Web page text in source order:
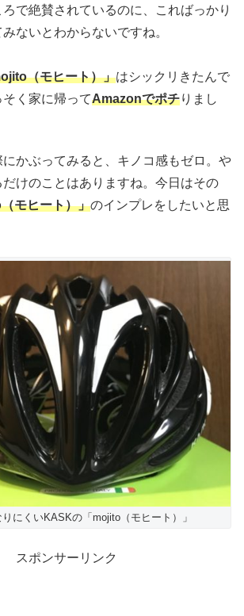
で絶賛されているのに、こればっかり
ないとわからないですね。
（モヒート）」はシックリきたんで
く家に帰ってAmazonでポチりまし
かぶってみると、キノコ感もゼロ。や
けのことはありますね。今日はその
モヒート）」のインプレをしたいと思
にくいKASKの「mojito（モヒート）」
スポンサーリンク